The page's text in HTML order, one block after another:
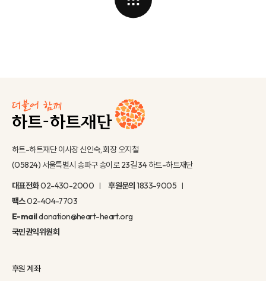
하트-하트재단 이사장 신인숙, 회장 오지철
(05824) 서울특별시 송파구 송이로 23길 34 하트-하트재단
대표전화02-430-2000 후원문의1833-9005
팩스02-404-7703
E-maildonation@heart-heart.org
국민권익위원회
후원 계좌